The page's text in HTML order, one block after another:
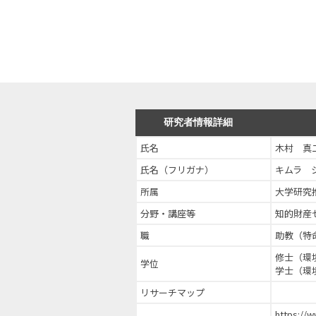
研究者情報詳細
氏名
木村 真
氏名（フリガナ）
キムラ
所属
大学研究
分野・講座等
知的財産
職
助教（特
学位
修士（環
学士（環
リサーチマップ